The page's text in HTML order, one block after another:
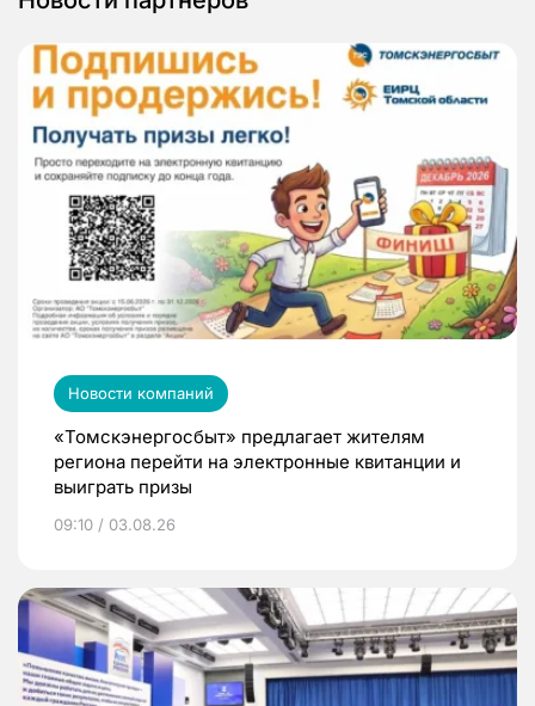
Новости компаний
«Томскэнергосбыт» предлагает жителям
региона перейти на электронные квитанции и
выиграть призы
09:10 / 03.08.26